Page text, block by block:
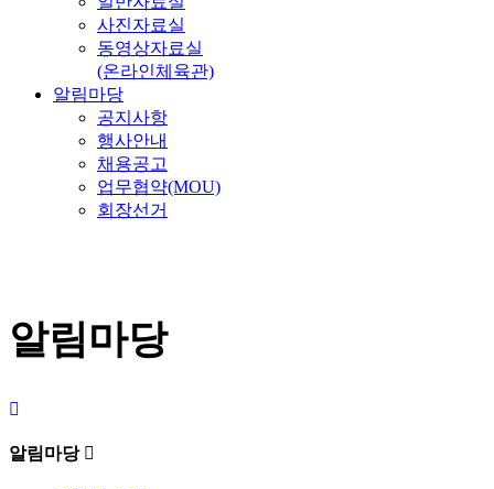
사진자료실
동영상자료실
(온라인체육관)
알림마당
공지사항
행사안내
채용공고
업무협약(MOU)
회장선거
알림마당
알림마당